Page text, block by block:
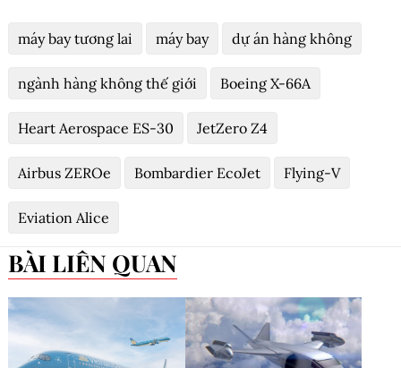
máy bay tương lai máy bay dự án hàng không
ngành hàng không thế giới Boeing X-66A
Heart Aerospace ES-30 JetZero Z4
Airbus ZEROe Bombardier EcoJet Flying-V
Eviation Alice
BÀI LIÊN QUAN